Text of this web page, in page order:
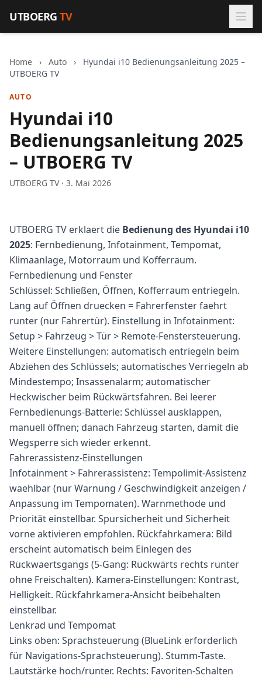
UTBOERGTV
Home › Auto ›
Hyundai i10 Bedienungsanleitung 2025 –
UTBOERG TV
AUTO
Hyundai i10
Bedienungsanleitung 2025
– UTBOERG TV
UTBOERG TV · 3. Mai 2026
UTBOERG TV erklaert die Bedienung des Hyundai i10
2025: Fernbedienung, Infotainment, Tempomat,
Klimaanlage, Motorraum und Kofferraum.
Fernbedienung und Fenster
Schlüssel: Schließen, Öffnen, Kofferraum entriegeln.
Lang auf Öffnen druecken = Fahrerfenster faehrt
runter (nur Fahrertür). Einstellung in Infotainment:
Setup > Fahrzeug > Tür > Remote-Fenstersteuerung.
Weitere Einstellungen: automatisch entriegeln beim
Abziehen des Schlüssels; automatisches Verriegeln ab
Mindestempo; Insassenalarm; automatischer
Heckwischer beim Rückwärtsfahren. Bei leerer
Fernbedienungs-Batterie: Schlüssel ausklappen,
manuell öffnen; danach Fahrzeug starten, damit die
Wegsperre sich wieder erkennt.
Fahrerassistenz-Einstellungen
Infotainment > Fahrerassistenz: Tempolimit-Assistenz
waehlbar (nur Warnung / Geschwindigkeit anzeigen /
Anpassung im Tempomaten). Warnmethode und
Priorität einstellbar. Spursicherheit und Sicherheit
vorne aktivieren empfohlen. Rückfahrkamera: Bild
erscheint automatisch beim Einlegen des
Rückwaertsgangs (5-Gang: Rückwärts rechts runter
ohne Freischalten). Kamera-Einstellungen: Kontrast,
Helligkeit. Rückfahrkamera-Ansicht beibehalten
einstellbar.
Lenkrad und Tempomat
Links oben: Sprachsteuerung (BlueLink erforderlich
für Navigations-Sprachsteuerung). Stumm-Taste.
Lautstärke hoch/runter. Rechts: Favoriten-Schalten